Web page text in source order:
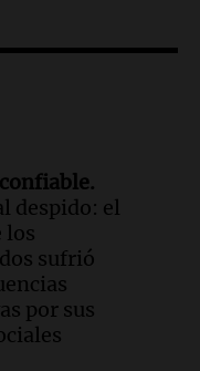
en la causa del
tras
despido: el
los
sufrió
por sus